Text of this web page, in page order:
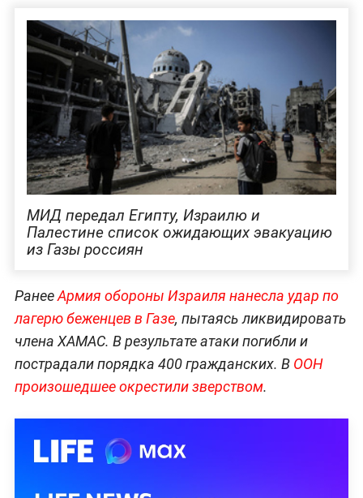
МИД передал Египту, Израилю и
Палестине список ожидающих эвакуацию
из Газы россиян
РанееАрмия обороны Израиля нанесла удар по
лагерю беженцев в Газе, пытаясь ликвидировать
члена ХАМАС. В результате атаки погибли и
пострадали порядка 400 гражданских. В ООН
произошедшее окрестили зверством.